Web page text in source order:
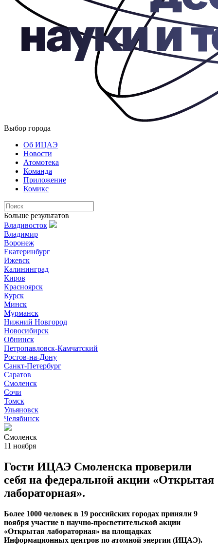
Выбор города
Об ИЦАЭ
Новости
Атомотека
Команда
Приложение
Комикс
Больше результатов
Владивосток
Владимир
Воронеж
Екатеринбург
Ижевск
Калининград
Киров
Красноярск
Курск
Минск
Мурманск
Нижний Новгород
Новосибирск
Обнинск
Петропавловск-Камчатский
Ростов-на-Дону
Санкт-Петербург
Саратов
Смоленск
Сочи
Томск
Ульяновск
Челябинск
Смоленск
11 ноября
Гости ИЦАЭ Смоленска проверили
себя на федеральной акции «Открытая
лабораторная».
Более 1000 человек в 19 российских городах приняли 9
ноября участие в научно-просветительской акции
«Открытая лабораторная» на площадках
Информационных центров по атомной энергии (ИЦАЭ).